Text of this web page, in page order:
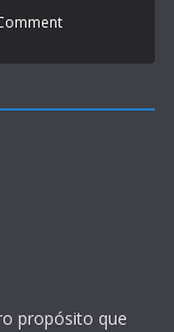
propósito que